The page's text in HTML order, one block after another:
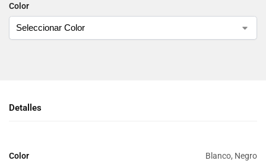
Color
Detalles
Color Blanco, Negro